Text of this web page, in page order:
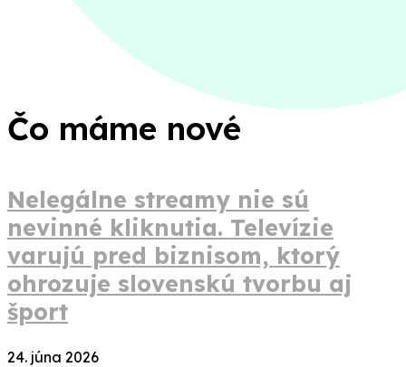
Čo máme nové
Nelegálne streamy nie sú
nevinné kliknutia. Televízie
varujú pred biznisom, ktorý
ohrozuje slovenskú tvorbu aj
šport
24. júna 2026